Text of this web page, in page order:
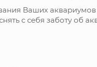
Ваших
с себя заботу об